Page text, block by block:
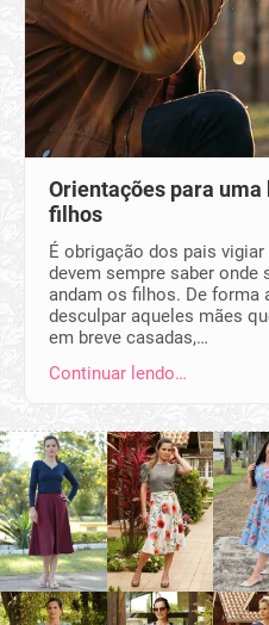
Orientações para uma
filhos
É obrigação dos pais
devem sempre saber onde
andam os filhos. De forma
desculpar aqueles mães
em breve casadas,…
Continuar lendo…